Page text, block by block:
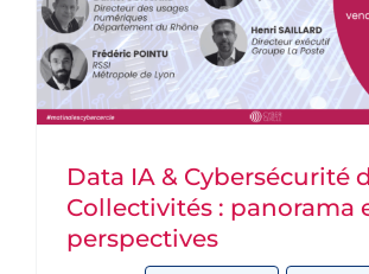
CONTACT
Data IA & Cybersécurité
Collectivités : panorama
perspectives